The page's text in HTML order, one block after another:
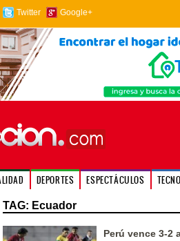
Twitter Google+
DEPORTES ESPECTÁCULOS
TAG: Ecuador
Perú vence 3-2